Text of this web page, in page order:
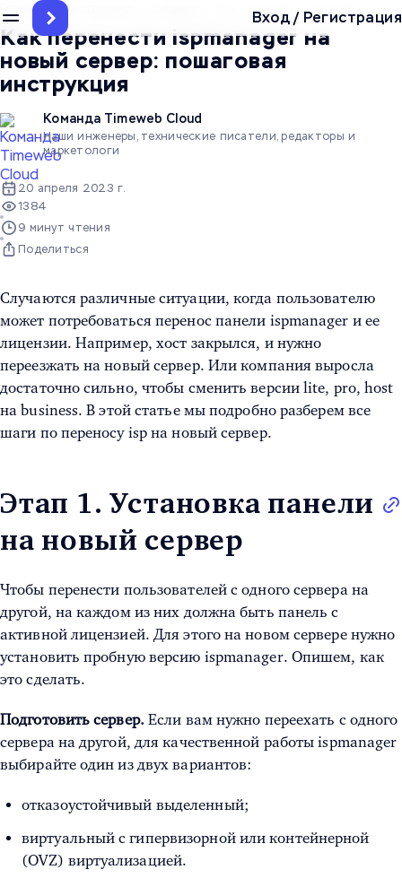
Вход/ Регистрация
Главная Инструкции
Как перенести ispmanager на
новый сервер: пошаговая
инструкция
Команда Timeweb Cloud
Наши инженеры, технические писатели, редакторы и
маркетологи
20 апреля 2023 г.
1384
9 минут чтения
Поделиться
Случаются различные ситуации, когда пользователю
может потребоваться перенос панели ispmanager и ее
лицензии. Например, хост закрылся, и нужно
переезжать на новый сервер. Или компания выросла
достаточно сильно, чтобы сменить версии lite, pro, host
на business. В этой статье мы подробно разберем все
шаги по переносу isp на новый сервер.
Этап 1. Установка панели
на новый сервер
Чтобы перенести пользователей с одного сервера на
другой, на каждом из них должна быть панель с
активной лицензией. Для этого на новом сервере нужно
установить пробную версию ispmanager. Опишем, как
это сделать.
Подготовить сервер. Если вам нужно переехать с одного
сервера на другой, для качественной работы ispmanager
выбирайте один из двух вариантов:
отказоустойчивый выделенный;
виртуальный с гипервизорной или контейнерной
(OVZ) виртуализацией.